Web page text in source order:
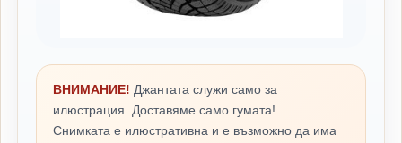
ВНИМАНИЕ! Джантата служи само за
илюстрация. Доставяме само гумата!
Снимката е илюстративна и е възможно да има